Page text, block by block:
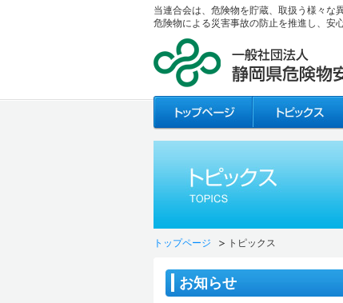
当連合会は、危険物を貯蔵、取扱う様々な
危険物による災害事故の防止を推進し、安
トップページ トピックス
お知らせ